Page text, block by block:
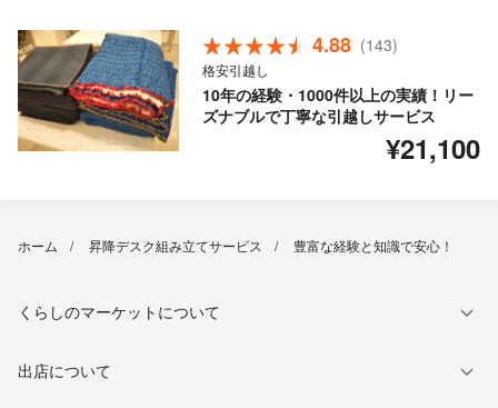
4.88 (143)
格安引越し
10年の経験・1000件以上の実績！リー
ズナブルで丁寧な引越しサービス
¥21,100
ホーム 昇降デスク組み立てサービス 豊富な経験と知識で安心！
くらしのマーケットについて
出店について